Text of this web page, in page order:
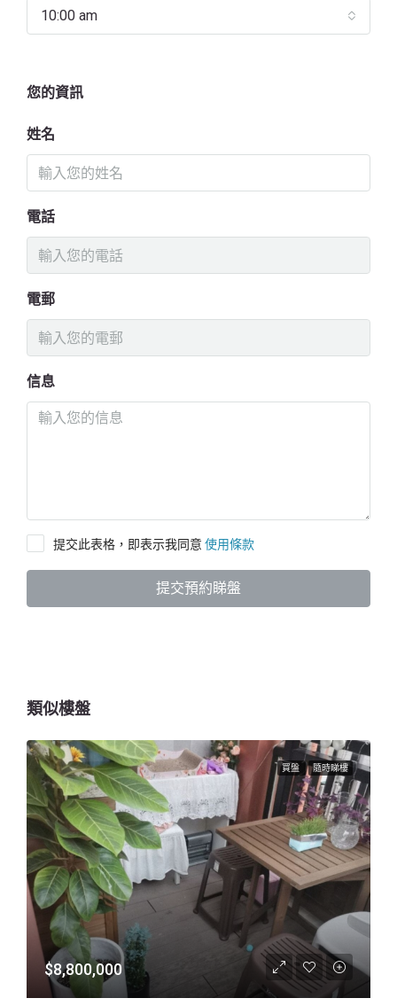
10:00 am
您的資訊
姓名
電話
電郵
信息
提交此表格，即表示我同意 使用條款
提交預約睇盤
類似樓盤
買盤 隨時睇樓
$8,800,000